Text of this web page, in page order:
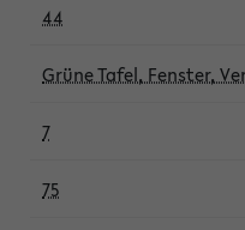
44
Grüne Tafel, Fenster,
7
75